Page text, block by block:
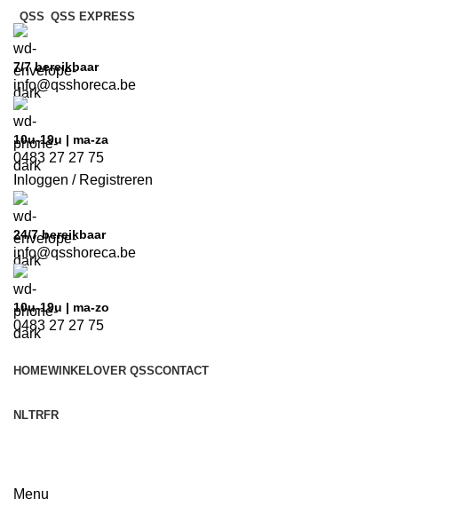
QSS QSS EXPRESS
7/7bereikbaar
info@qsshoreca.be
10u-19u | ma-za
0483 27 27 75
Inloggen / Registreren
24/7bereikbaar
info@qsshoreca.be
10u-19u | ma-zo
0483 27 27 75
HOMEWINKELOVER QSSCONTACT
NLTRFR
Menu